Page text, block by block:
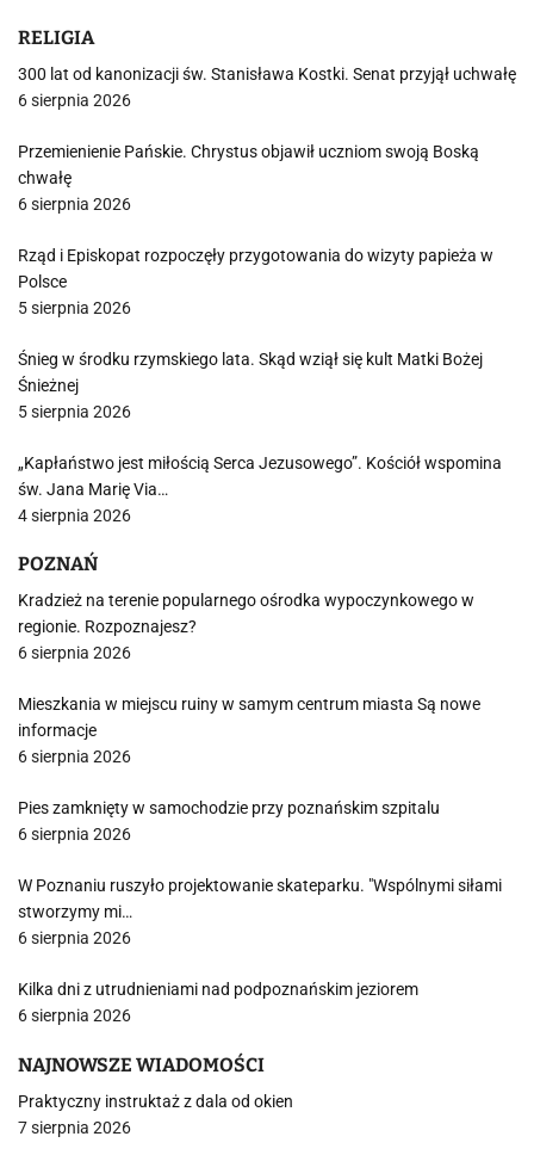
RELIGIA
300 lat od kanonizacji św. Stanisława Kostki. Senat przyjął uchwałę
6 sierpnia 2026
Przemienienie Pańskie. Chrystus objawił uczniom swoją Boską
chwałę
6 sierpnia 2026
Rząd i Episkopat rozpoczęły przygotowania do wizyty papieża w
Polsce
5 sierpnia 2026
Śnieg w środku rzymskiego lata. Skąd wziął się kult Matki Bożej
Śnieżnej
5 sierpnia 2026
„Kapłaństwo jest miłością Serca Jezusowego”. Kościół wspomina
św. Jana Marię Via…
4 sierpnia 2026
POZNAŃ
Kradzież na terenie popularnego ośrodka wypoczynkowego w
regionie. Rozpoznajesz?
6 sierpnia 2026
Mieszkania w miejscu ruiny w samym centrum miasta Są nowe
informacje
6 sierpnia 2026
Pies zamknięty w samochodzie przy poznańskim szpitalu
6 sierpnia 2026
W Poznaniu ruszyło projektowanie skateparku. "Wspólnymi siłami
stworzymy mi…
6 sierpnia 2026
Kilka dni z utrudnieniami nad podpoznańskim jeziorem
6 sierpnia 2026
NAJNOWSZE WIADOMOŚCI
Praktyczny instruktaż z dala od okien
7 sierpnia 2026